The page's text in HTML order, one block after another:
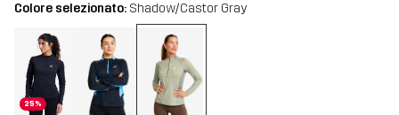
Colore selezionato: Shadow/Castor Gray
25%